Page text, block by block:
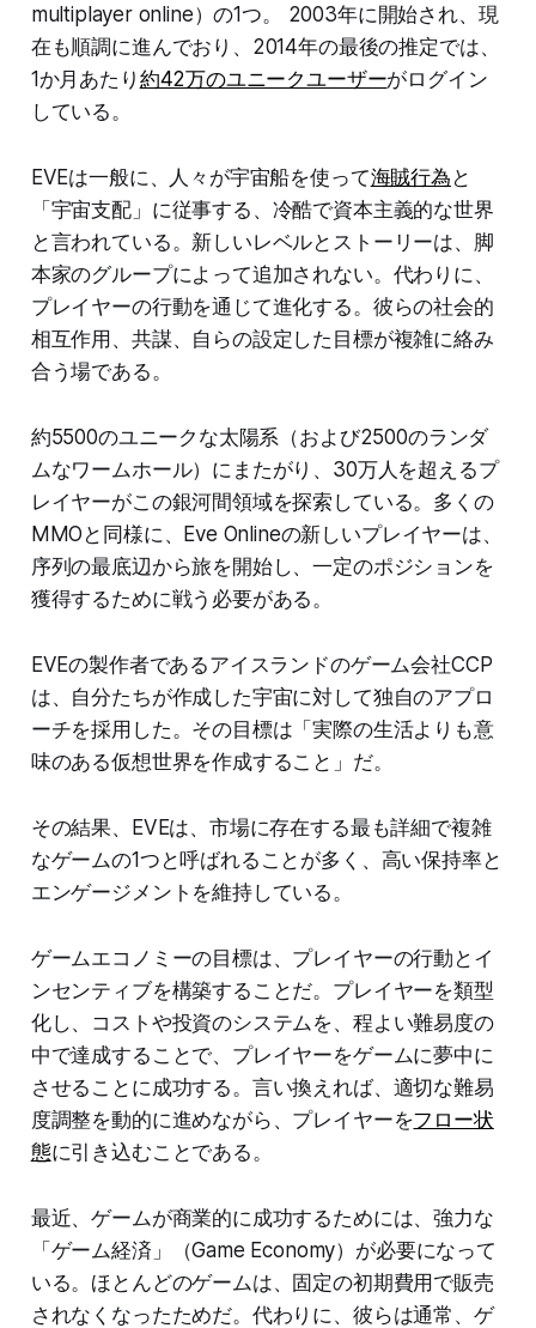
multiplayer online）の1つ。 2003年に開始され、現
在も順調に進んでおり、2014年の最後の推定では、
1か月あたり 約42万のユニークユーザーがログイン
している。
EVEは一般に、人々が宇宙船を使って海賊行為 と
「宇宙支配」に従事する、冷酷で資本主義的な世界
と言われている。新しいレベルとストーリーは、脚
本家のグループによって追加されない。代わりに、
プレイヤーの行動を通じて進化する。彼らの社会的
相互作用、共謀、自らの設定した目標が複雑に絡み
合う場である。
約5500のユニークな太陽系（および2500のランダ
ムなワームホール）にまたがり、30万人を超えるプ
レイヤーがこの銀河間領域を探索している。多くの
MMOと同様に、Eve Onlineの新しいプレイヤーは、
序列の最底辺から旅を開始し、一定のポジションを
獲得するために戦う必要がある。
EVEの製作者であるアイスランドのゲーム会社CCP
は、自分たちが作成した宇宙に対して独自のアプロ
ーチを採用した。その目標は「実際の生活よりも意
味のある仮想世界を作成すること」だ。
その結果、EVEは、市場に存在する最も詳細で複雑
なゲームの1つと呼ばれることが多く、高い保持率と
エンゲージメントを維持している。
ゲームエコノミーの目標は、プレイヤーの行動とイ
ンセンティブを構築することだ。プレイヤーを類型
化し、コストや投資のシステムを、程よい難易度の
中で達成することで、プレイヤーをゲームに夢中に
させることに成功する。言い換えれば、適切な難易
度調整を動的に進めながら、プレイヤーをフロー状
態に引き込むことである。
最近、ゲームが商業的に成功するためには、強力な
「ゲーム経済」（Game Economy）が必要になって
いる。ほとんどのゲームは、固定の初期費用で販売
されなくなったためだ。代わりに、彼らは通常、ゲ